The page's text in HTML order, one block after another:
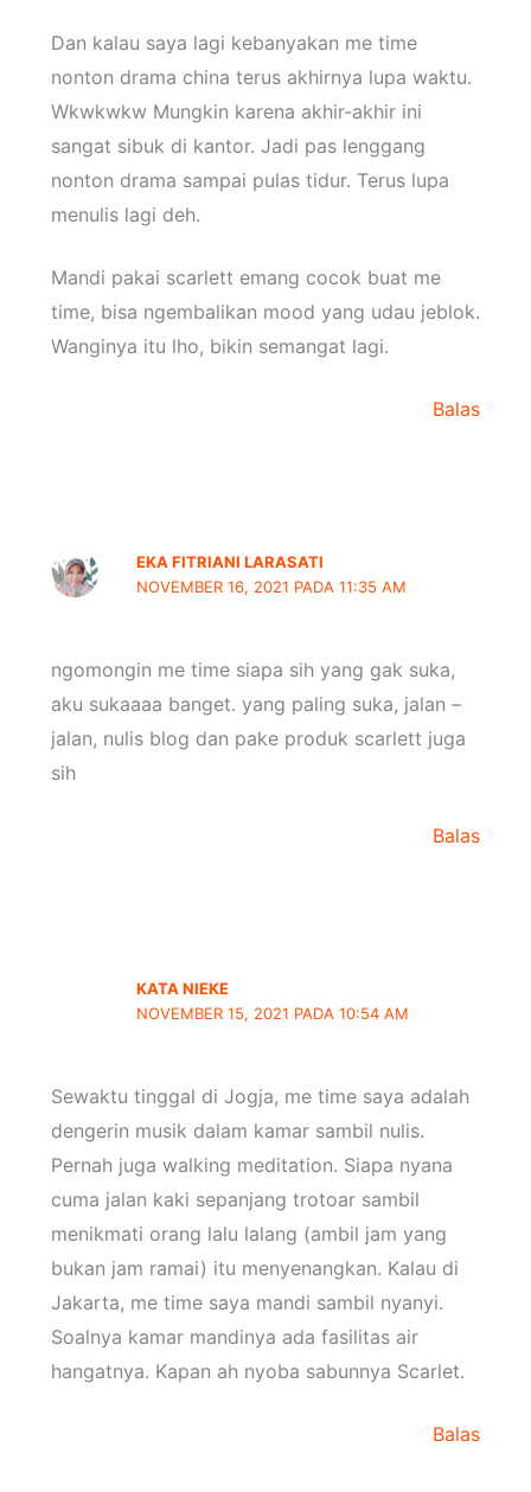
Dan kalau saya lagi kebanyakan me time
nonton drama china terus akhirnya lupa waktu.
Wkwkwkw Mungkin karena akhir-akhir ini
sangat sibuk di kantor. Jadi pas lenggang
nonton drama sampai pulas tidur. Terus lupa
menulis lagi deh.
Mandi pakai scarlett emang cocok buat me
time, bisa ngembalikan mood yang udau jeblok.
Wanginya itu lho, bikin semangat lagi.
Balas
EKA FITRIANI LARASATI
NOVEMBER 16, 2021 PADA 11:35 AM
ngomongin me time siapa sih yang gak suka,
aku sukaaaa banget. yang paling suka, jalan –
jalan, nulis blog dan pake produk scarlett juga
sih
Balas
KATA NIEKE
NOVEMBER 15, 2021 PADA 10:54 AM
Sewaktu tinggal di Jogja, me time saya adalah
dengerin musik dalam kamar sambil nulis.
Pernah juga walking meditation. Siapa nyana
cuma jalan kaki sepanjang trotoar sambil
menikmati orang lalu lalang (ambil jam yang
bukan jam ramai) itu menyenangkan. Kalau di
Jakarta, me time saya mandi sambil nyanyi.
Soalnya kamar mandinya ada fasilitas air
hangatnya. Kapan ah nyoba sabunnya Scarlet.
Balas